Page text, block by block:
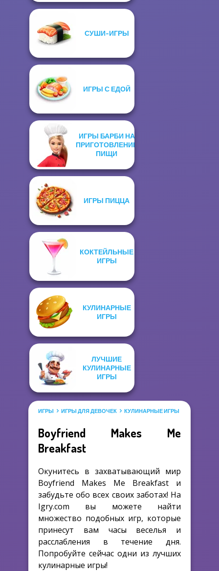
СУШИ-ИГРЫ
ИГРЫ С ЕДОЙ
ИГРЫ БАРБИ НА
ПРИГОТОВЛЕНИЕ
ПИЩИ
ИГРЫ ПИЦЦА
КОКТЕЙЛЬНЫЕ
ИГРЫ
КУЛИНАРНЫЕ
ИГРЫ
ЛУЧШИЕ
КУЛИНАРНЫЕ
ИГРЫ
ИГРЫ ИГРЫ ДЛЯ ДЕВОЧЕК КУЛИНАРНЫЕ ИГРЫ
Boyfriend Makes Me
Breakfast
Окунитесь в захватывающий мир
Boyfriend Makes Me Breakfast и
забудьте обо всех своих заботах! На
Igry.com вы можете найти
множество подобных игр, которые
принесут вам часы веселья и
расслабления в течение дня.
Попробуйте сейчас одни из лучших
кулинарные игры!